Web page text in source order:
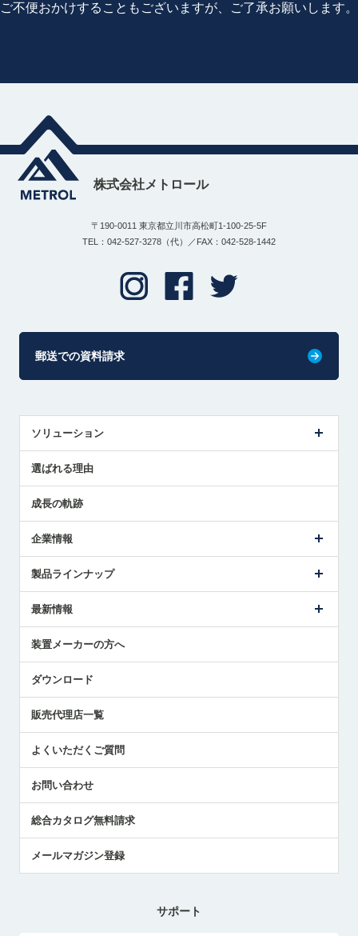
ご不便おかけすることもございますが、ご了承お願いします。
株式会社メトロール
〒190-0011 東京都立川市高松町1-100-25-5F
TEL：042-527-3278（代）／FAX：042-528-1442
郵送での資料請求
ソリューション
解決策提案
選ばれる理由
成長の軌跡
企業情報
ごあいさつ
受賞履歴
採用情報
国/地域/言語
製品ラインナップ
ツールセッタ製品
エアマイクロセンサ製品
最新情報
メトロールの技術
社員ブログ
中小企業のBCP地震対策
センサのテクニカルガイド
社長ブログ
装置メーカーの方へ
ダウンロード
販売代理店一覧
よくいただくご質問
お問い合わせ
総合カタログ無料請求
メールマガジン登録
サポート